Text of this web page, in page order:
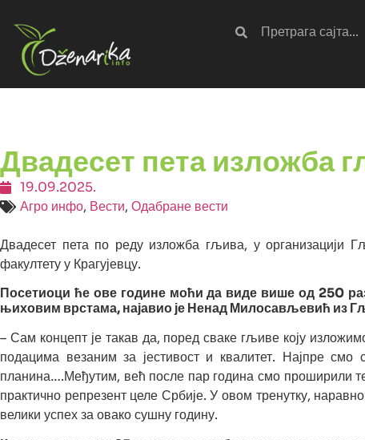
Двадесет пета изложба
19.09.2025.
Агро инфо, Вести, Одабране вести
Двадесет пета по реду изложба гљива, у организацији
факултету у Крагујевцу.
Посетиоци ће ове године моћи да виде више од 250
њиховим врстама, најавио је Ненад Милосављевић из
– Сам концепт је такав да, поред сваке гљиве коју
подацима везаним за јестивост и квалитет. Најпре
планина….Међутим, већ после пар година смо проширили
практично репрезент целе Србије. У овом тренутку,
велики успех за овако сушну годину.